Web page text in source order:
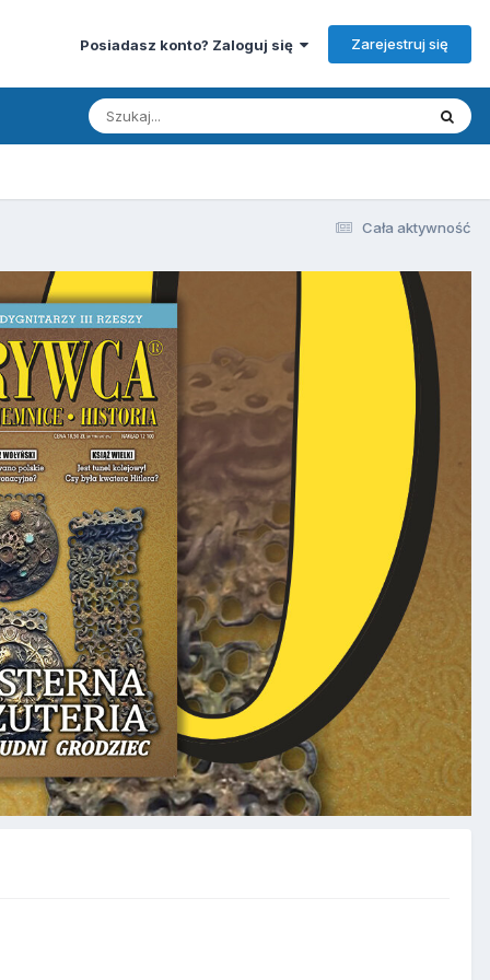
Posiadasz konto? Zaloguj się Zarejestruj się
Cała aktywność